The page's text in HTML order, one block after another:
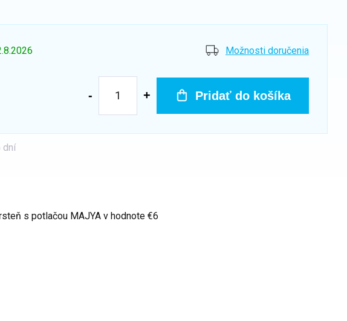
s potlačou MAJYA v hodnote €6
Možnosti doručenia
Pridať do košíka
dní